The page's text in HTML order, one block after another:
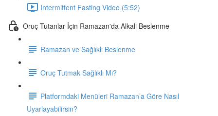
Intermittent Fasting Video (5:52)
Oruç Tutanlar İçin Ramazan'da Alkali Beslenme
Ramazan ve Sağlıklı Beslenme
Oruç Tutmak Sağlıklı Mı?
Platformdaki Menüleri Ramazan’a Göre Nasıl
Uyarlayabilirsin?